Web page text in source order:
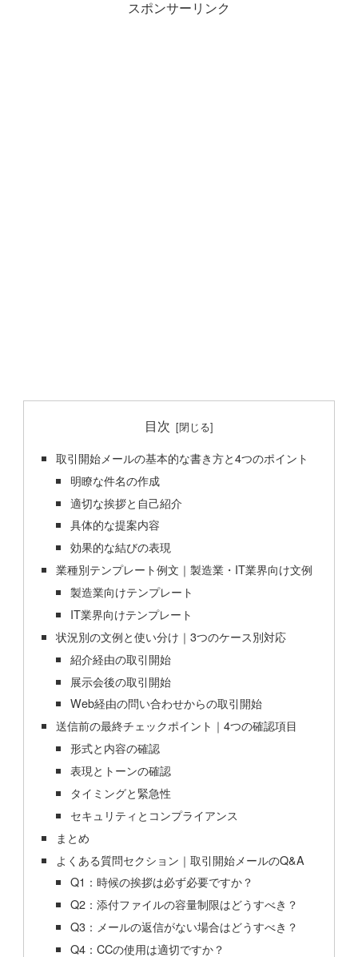
スポンサーリンク
目次
取引開始メールの基本的な書き方と4つのポイント
明瞭な件名の作成
適切な挨拶と自己紹介
具体的な提案内容
効果的な結びの表現
業種別テンプレート例文｜製造業・IT業界向け文例
製造業向けテンプレート
IT業界向けテンプレート
状況別の文例と使い分け｜3つのケース別対応
紹介経由の取引開始
展示会後の取引開始
Web経由の問い合わせからの取引開始
送信前の最終チェックポイント｜4つの確認項目
形式と内容の確認
表現とトーンの確認
タイミングと緊急性
セキュリティとコンプライアンス
まとめ
よくある質問セクション｜取引開始メールのQ&A
Q1：時候の挨拶は必ず必要ですか？
Q2：添付ファイルの容量制限はどうすべき？
Q3：メールの返信がない場合はどうすべき？
Q4：CCの使用は適切ですか？